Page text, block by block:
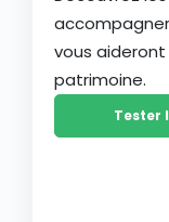
vous
patrimoine.
Tester